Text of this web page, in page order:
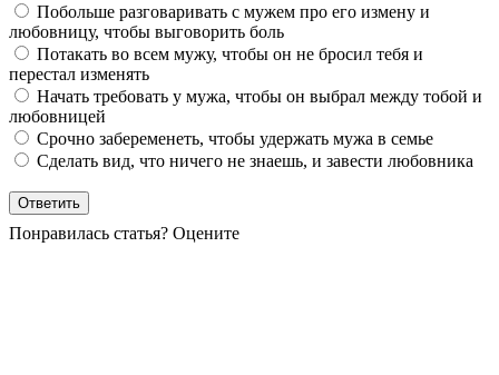
Побольше разговаривать с мужем про его измену и
любовницу, чтобы выговорить боль
Потакать во всем мужу, чтобы он не бросил тебя и
перестал изменять
Начать требовать у мужа, чтобы он выбрал между тобой и
любовницей
Срочно забеременеть, чтобы удержать мужа в семье
Сделать вид, что ничего не знаешь, и завести любовника
Понравилась статья? Оцените